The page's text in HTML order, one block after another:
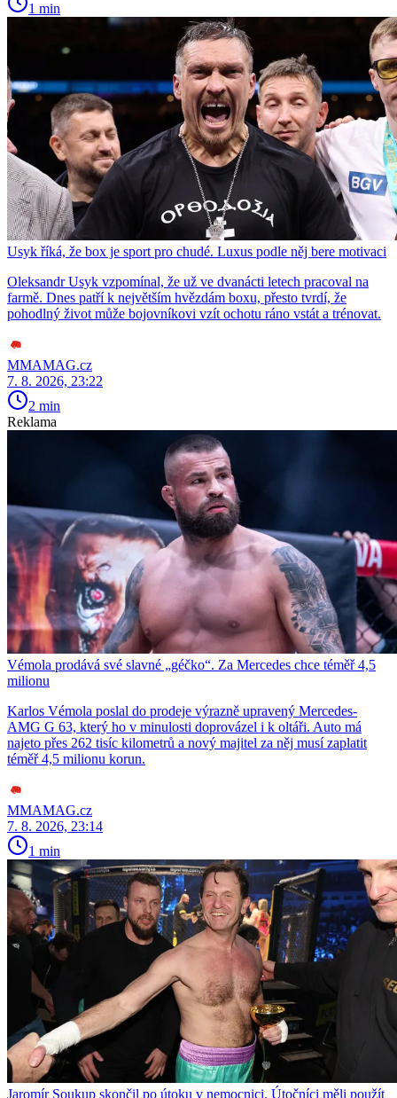
1 min
Usyk říká, že box je sport pro chudé. Luxus podle něj bere motivaci
Oleksandr Usyk vzpomínal, že už ve dvanácti letech pracoval na
farmě. Dnes patří k největším hvězdám boxu, přesto tvrdí, že
pohodlný život může bojovníkovi vzít ochotu ráno vstát a trénovat.
MMAMAG.cz
7. 8. 2026, 23:22
2 min
Reklama
Vémola prodává své slavné „géčko“. Za Mercedes chce téměř 4,5
milionu
Karlos Vémola poslal do prodeje výrazně upravený Mercedes-
AMG G 63, který ho v minulosti doprovázel i k oltáři. Auto má
najeto přes 262 tisíc kilometrů a nový majitel za něj musí zaplatit
téměř 4,5 milionu korun.
MMAMAG.cz
7. 8. 2026, 23:14
1 min
Jaromír Soukup skončil po útoku v nemocnici. Útočníci měli použít